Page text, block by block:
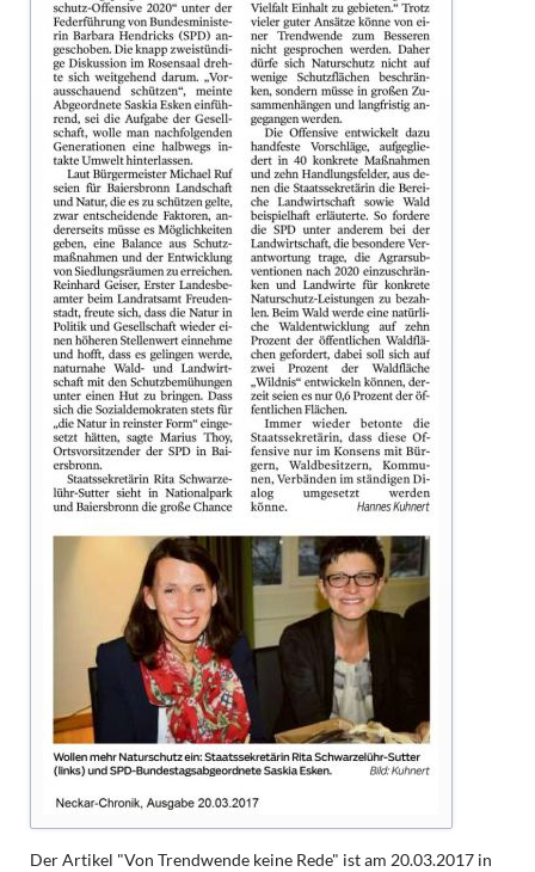
Der Artikel "Von Trendwende keine Rede" ist am 20.03.2017 in